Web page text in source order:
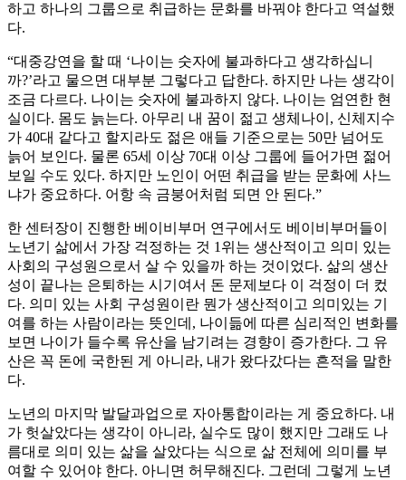
하고 하나의 그룹으로 취급하는 문화를 바꿔야 한다고 역설했
다.
“대중강연을 할 때 ‘나이는 숫자에 불과하다고 생각하십니
까?’라고 물으면 대부분 그렇다고 답한다. 하지만 나는 생각이
조금 다르다. 나이는 숫자에 불과하지 않다. 나이는 엄연한 현
실이다. 몸도 늙는다. 아무리 내 꿈이 젊고 생체나이, 신체지수
가 40대 같다고 할지라도 젊은 애들 기준으로는 50만 넘어도
늙어 보인다. 물론 65세 이상 70대 이상 그룹에 들어가면 젊어
보일 수도 있다. 하지만 노인이 어떤 취급을 받는 문화에 사느
냐가 중요하다. 어항 속 금붕어처럼 되면 안 된다.”
한 센터장이 진행한 베이비부머 연구에서도 베이비부머들이
노년기 삶에서 가장 걱정하는 것 1위는 생산적이고 의미 있는
사회의 구성원으로서 살 수 있을까 하는 것이었다. 삶의 생산
성이 끝나는 은퇴하는 시기여서 돈 문제보다 이 걱정이 더 컸
다. 의미 있는 사회 구성원이란 뭔가 생산적이고 의미있는 기
여를 하는 사람이라는 뜻인데, 나이듦에 따른 심리적인 변화를
보면 나이가 들수록 유산을 남기려는 경향이 증가한다. 그 유
산은 꼭 돈에 국한된 게 아니라, 내가 왔다갔다는 흔적을 말한
다.
노년의 마지막 발달과업으로 자아통합이라는 게 중요하다. 내
가 헛살았다는 생각이 아니라, 실수도 많이 했지만 그래도 나
름대로 의미 있는 삶을 살았다는 식으로 삶 전체에 의미를 부
여할 수 있어야 한다. 아니면 허무해진다. 그런데 그렇게 노년